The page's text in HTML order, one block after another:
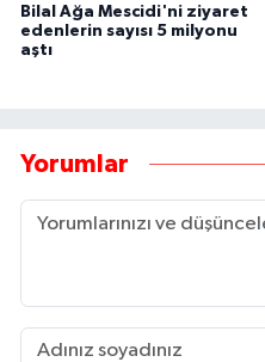
Bilal Ağa Mescidi'ni ziyaret
edenlerin sayısı 5 milyonu
aştı
Yorumlar